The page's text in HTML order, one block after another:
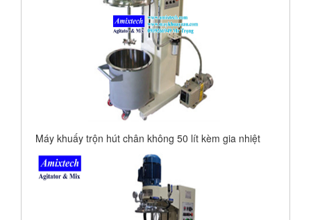
Máy khuấy trộn hút chân không 50 lít kèm gia nhiệt